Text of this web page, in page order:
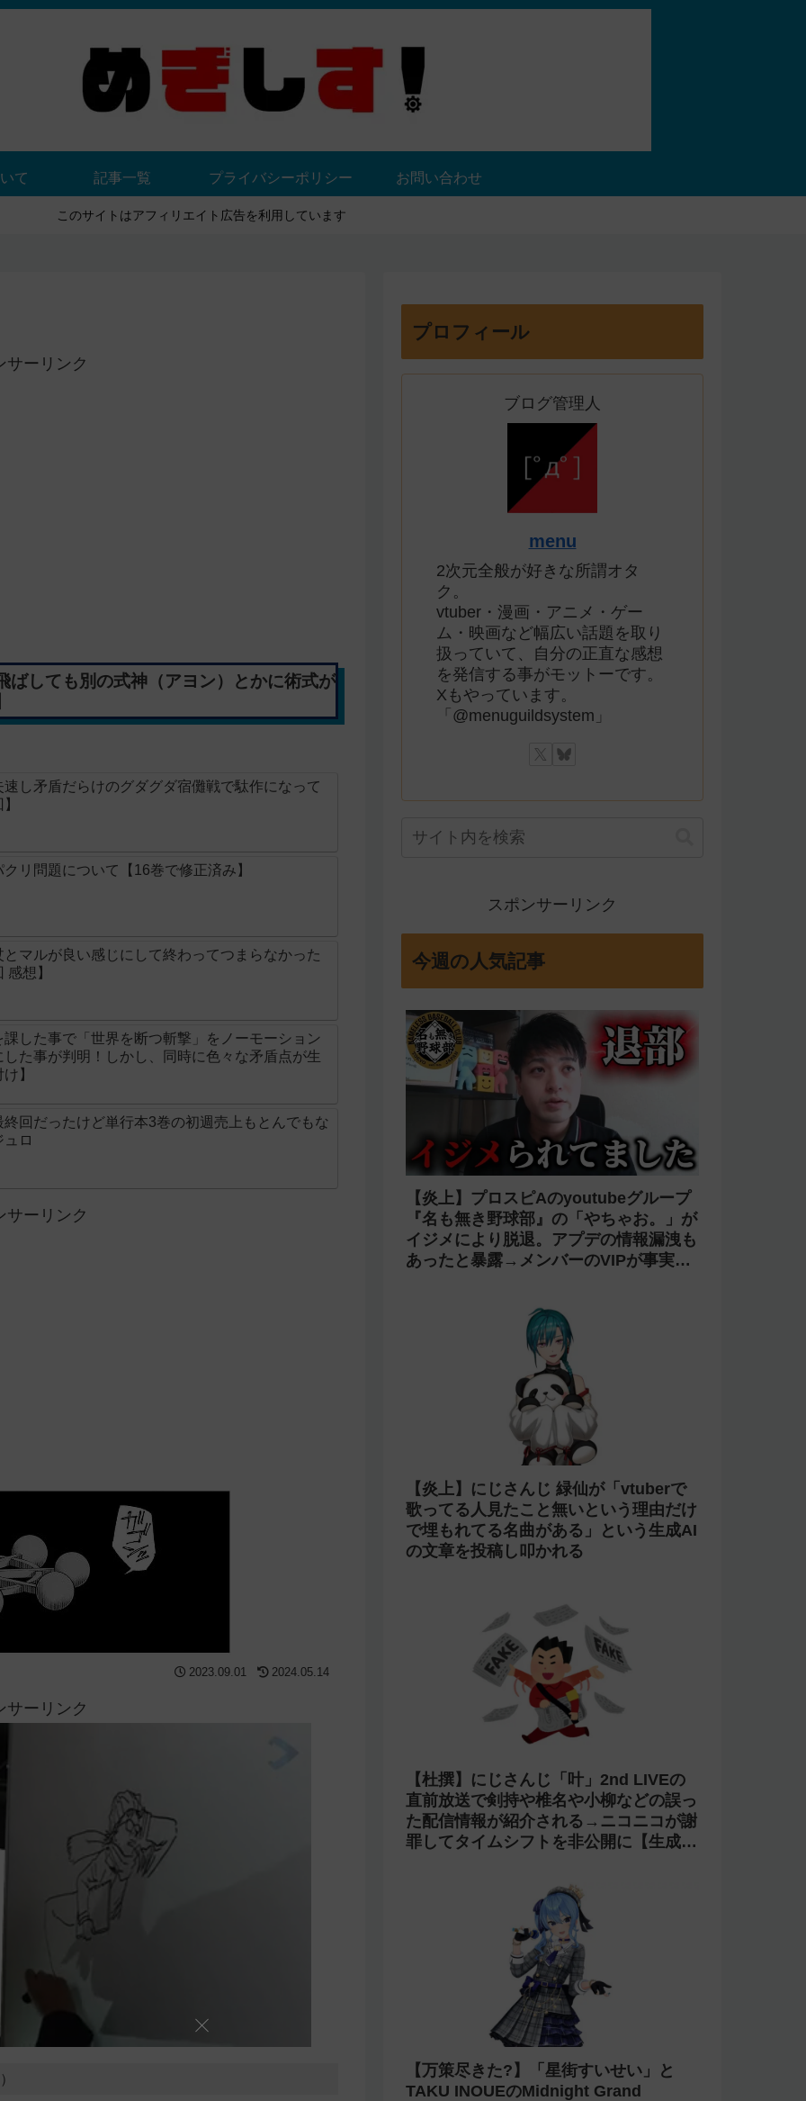
て 記事一覧 プライバシーポリシー お問い合わせ
このサイトはアフィリエイト広告を利用しています
サーリンク
ばしても別の式神（アヨン）とかに術式が
し矛盾だらけのグダグダ宿儺戦で駄作になって
リ問題について【16巻で修正済み】
マルが良い感じにして終わってつまらなかった
想】
した事で「世界を断つ斬撃」をノーモーション
た事が判明！しかし、同時に色々な矛盾点が生
】
回だったけど単行本3巻の初週売上もとんでもな
ロ
サーリンク
2023.09.01 2024.05.14
サーリンク
プロフィール
ブログ管理人
menu
2次元全般が好きな所謂オタ
ク。
vtuber・漫画・アニメ・ゲー
ム・映画など幅広い話題を取り
扱っていて、自分の正直な感想
を発信する事がモットーです。
Xもやっています。
「@menuguildsystem」
スポンサーリンク
今週の人気記事
【炎上】プロスピAのyoutubeグループ
『名も無き野球部』の「やちゃお。」が
イジメにより脱退。アプデの情報漏洩も
あったと暴露→メンバーのVIPが事実無
【炎上】にじさんじ 緑仙が「vtuberで
歌ってる人見たこと無いという理由だけ
で埋もれてる名曲がある」という生成AI
の文章を投稿し叩かれる
【杜撰】にじさんじ「叶」2nd LIVEの
直前放送で剣持や椎名や小柳などの誤っ
た配信情報が紹介される→ニコニコが謝
罪してタイムシフトを非公開に【生成
【万策尽きた?】「星街すいせい」と
TAKU INOUEのMidnight Grand